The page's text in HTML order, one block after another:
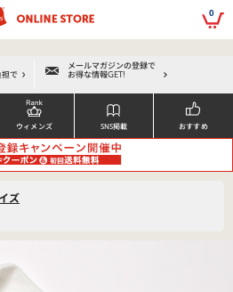
0
で
メールマガジンの登録で
お得な情報GET!
ウィメンズ SNS掲載 おすすめ
ズ